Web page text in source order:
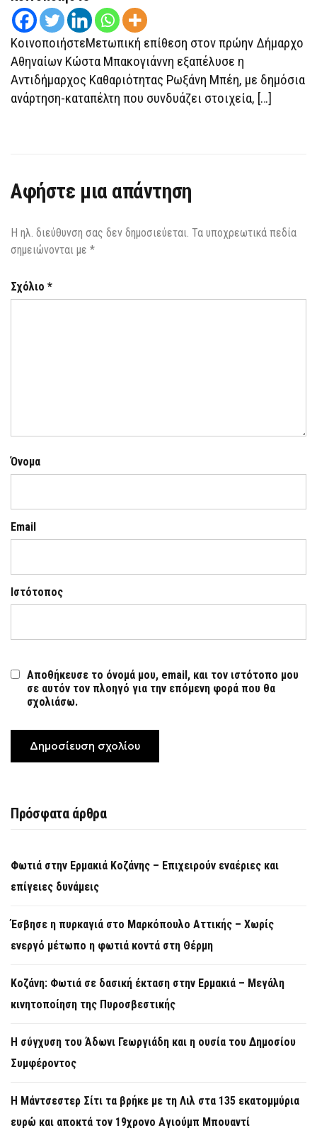
ΚοινοποιήστεΜετωπική επίθεση στον πρώην Δήμαρχο
Αθηναίων Κώστα Μπακογιάννη εξαπέλυσε η
Αντιδήμαρχος Καθαριότητας Ρωξάνη Μπέη, με δημόσια
ανάρτηση-καταπέλτη που συνδυάζει στοιχεία, […]
Αφήστε μια απάντηση
Η ηλ. διεύθυνση σας δεν δημοσιεύεται. Τα υποχρεωτικά πεδία
σημειώνονται με *
Σχόλιο *
Όνομα
Email
Ιστότοπος
Αποθήκευσε το όνομά μου, email, και τον ιστότοπο μου
σε αυτόν τον πλοηγό για την επόμενη φορά που θα
σχολιάσω.
Πρόσφατα άρθρα
Φωτιά στην Ερμακιά Κοζάνης – Επιχειρούν εναέριες και
επίγειες δυνάμεις
Έσβησε η πυρκαγιά στο Μαρκόπουλο Αττικής – Χωρίς
ενεργό μέτωπο η φωτιά κοντά στη Θέρμη
Κοζάνη: Φωτιά σε δασική έκταση στην Ερμακιά – Μεγάλη
κινητοποίηση της Πυροσβεστικής
Η σύγχυση του Άδωνι Γεωργιάδη και η ουσία του Δημοσίου
Συμφέροντος
Η Μάντσεστερ Σίτι τα βρήκε με τη Λιλ στα 135 εκατομμύρια
ευρώ και αποκτά τον 19χρονο Αγιούμπ Μπουαντί